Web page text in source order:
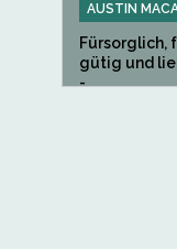
AUSTIN
Fürsorglich,
gütig und
-...